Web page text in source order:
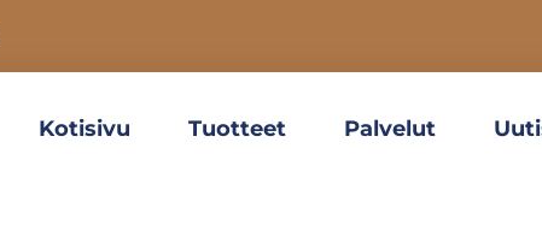
Kotisivu Tuotteet Palvelut